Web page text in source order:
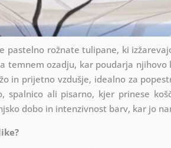
pastelno rožnate tulipane, ki
temnem ozadju, kar poudarja
in prijetno vzdušje, idealno za
spalnico ali pisarno, kjer prinese
dobo in intenzivnost barv, kar jo